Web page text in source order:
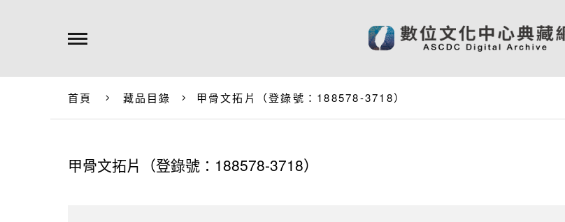
首頁 藏品目錄 甲骨文拓片（登錄號：188578-3718）
甲骨文拓片（登錄號：188578-3718）